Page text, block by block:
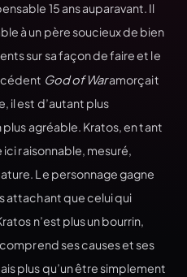
15 ans auparavant. Il
à un père soucieux de bien
sur sa façon de faire et le
God of Waramorçait
il est d’autant plus
agréable. Kratos, en tant
raisonnable, mesuré,
Le personnage gagne
attachant que celui qui
n’est plus un bourrin,
ses causes et ses
plus qu’un être simplement